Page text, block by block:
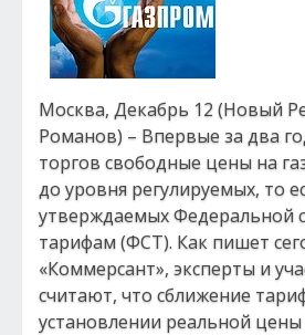
Москва, Декабрь 12 (Новый
Романов) – Впервые за два
торгов свободные цены на
до уровня регулируемых, то
утверждаемых Федеральной
тарифам (ФСТ). Как пишет
«Коммерсант», эксперты и
считают, что сближение
установлении реальной цены